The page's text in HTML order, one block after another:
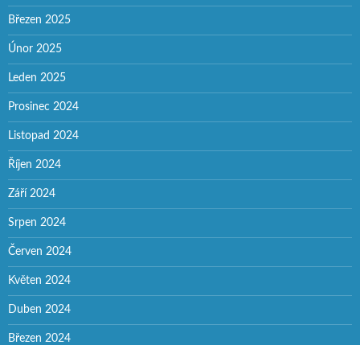
Březen 2025
Únor 2025
Leden 2025
Prosinec 2024
Listopad 2024
Říjen 2024
Září 2024
Srpen 2024
Červen 2024
Květen 2024
Duben 2024
Březen 2024